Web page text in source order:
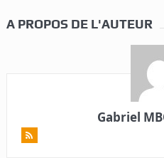
A PROPOS DE L'AUTEUR
Gabriel